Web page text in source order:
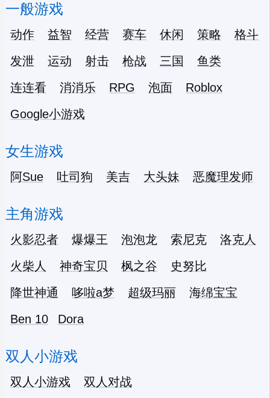
一般游戏
动作 益智 经营 赛车 休闲 策略
格斗
发泄
运动 射击 枪战 三国
鱼类
连连看
消消乐 RPG 泡面
Roblox
Google小游戏
女生游戏
阿Sue 吐司狗 美吉 大头妹 恶魔理发师
主角游戏
火影忍者 爆爆王 泡泡龙 索尼克
洛克人
火柴人
神奇宝贝 枫之谷
史努比
降世神通
哆啦a梦 超级玛丽
海绵宝宝
Ben 10
Dora
双人小游戏
双人小游戏 双人对战